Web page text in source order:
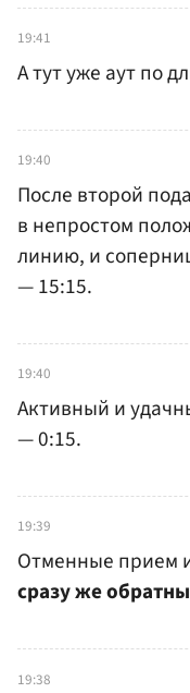
19:41
А тут уже аут по
19:40
После второй
в непростом
линию, и
— 15:15.
19:40
Активный и
— 0:15.
19:39
Отменные прием
сразу же
19:38